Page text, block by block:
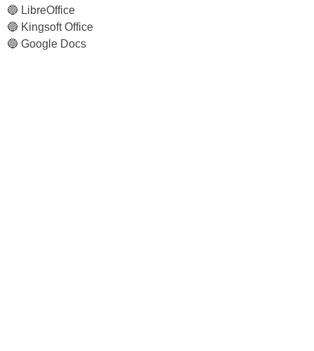
🔵 LibreOffice
🔵 Kingsoft Office
🔵 Google Docs